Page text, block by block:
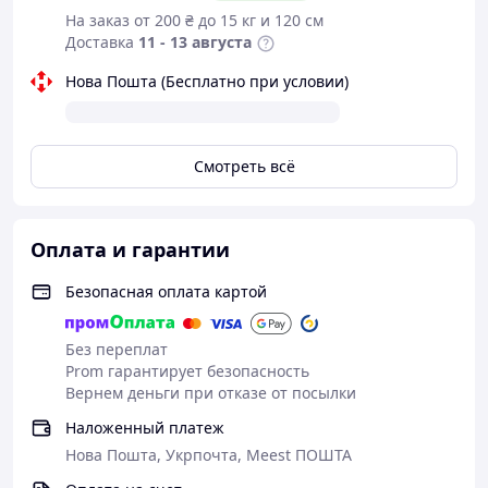
наличие зарядного кейса с беспроводной
зарядкой. Он позволит быстро восстановить
заряд, кроме того, солидная 30mAh емкость
батареи самого кейса на длительный период
обеспечит ваши наушники энергией. Такая
как используете всю энергию, необходимо
зарядить кейс через привычный разъем USB.
время работы напрямую зависит от
интенсивности и режима нагрузки. Для
разговоров и просмотра видео цифры будут
отличаться. При этом во время зарядки
аккумулятора ваши уши будут отдыхать, это
очень полезно для слуха.
Характеристики:
На заказ от 200 ₴ до 15 кг и 120 см
Доставка 11 - 13 августа
Нова Пошта (Бесплатно при условии)
Смотреть всё
Оплата и гарантии
Безопасная оплата картой
Без переплат
Prom гарантирует безопасность
Вернем деньги при отказе от посылки
Наложенный платеж
Нова Пошта, Укрпочта, Meest ПОШТА